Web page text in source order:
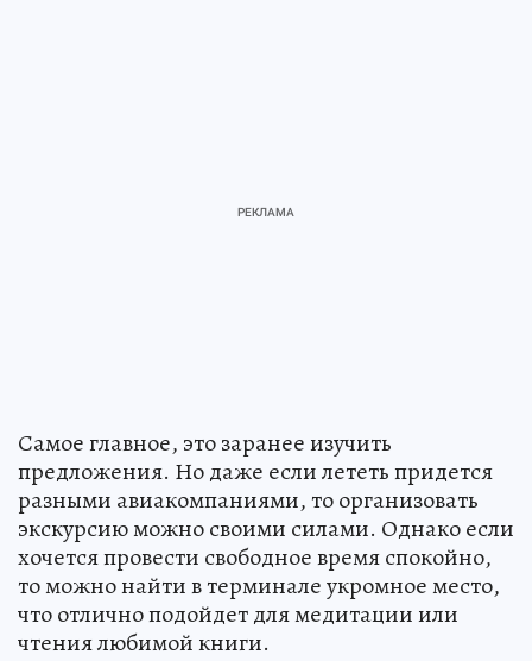
Самое главное, это заранее изучить
предложения. Но даже если лететь придется
разными авиакомпаниями, то организовать
экскурсию можно своими силами. Однако если
хочется провести свободное время спокойно,
то можно найти в терминале укромное место,
что отлично подойдет для медитации или
чтения любимой книги.